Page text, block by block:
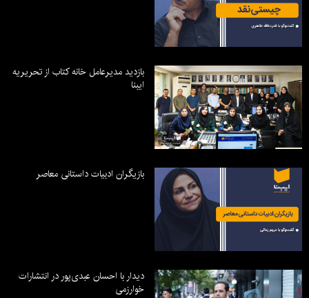
بازدید مدیرعامل خانه کتاب از تحریریه
ایبنا
بازیگران ادبیات داستانی معاصر
دیدار با احسان عبدی‌پور در انتشارات
خوارزمی